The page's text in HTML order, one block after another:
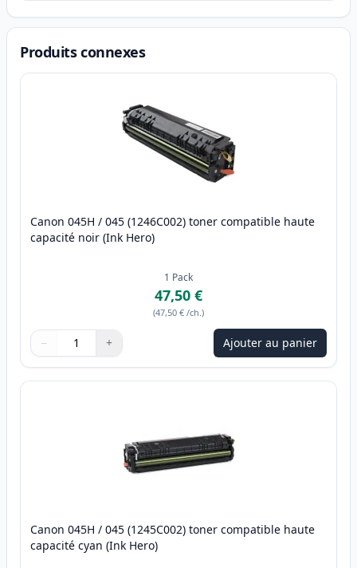
Produits connexes
Canon 045H / 045 (1246C002) toner compatible haute
capacité noir (Ink Hero)
1 Pack
47,50 €
(47,50 € /ch.)
Quantité
Utilisez les boutons pour ajuster
− +
Quantité Ajouter au panier
Canon 045H / 045 (1245C002) toner compatible haute
capacité cyan (Ink Hero)